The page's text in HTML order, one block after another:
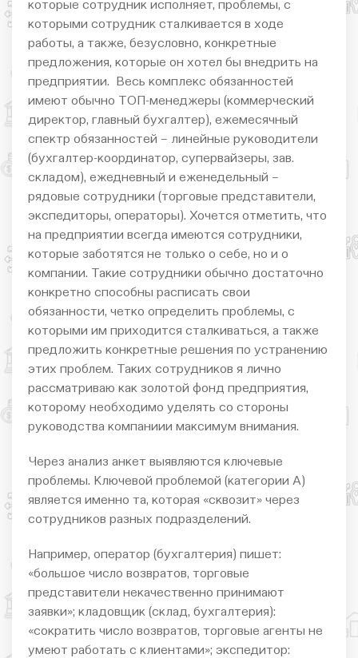
которые сотрудник исполняет, проблемы, с
которыми сотрудник сталкивается в ходе
работы, а также, безусловно, конкретные
предложения, которые он хотел бы внедрить на
предприятии. Весь комплекс обязанностей
имеют обычно ТОП-менеджеры (коммерческий
директор, главный бухгалтер), ежемесячный
спектр обязанностей – линейные руководители
(бухгалтер-координатор, супервайзеры, зав.
складом), ежедневный и еженедельный –
рядовые сотрудники (торговые представители,
экспедиторы, операторы). Хочется отметить, что
на предприятии всегда имеются сотрудники,
которые заботятся не только о себе, но и о
компании. Такие сотрудники обычно достаточно
конкретно способны расписать свои
обязанности, четко определить проблемы, с
которыми им приходится сталкиваться, а также
предложить конкретные решения по устранению
этих проблем. Таких сотрудников я лично
рассматриваю как золотой фонд предприятия,
которому необходимо уделять со стороны
руководства компаниии максимум внимания.
Через анализ анкет выявляются ключевые
проблемы. Ключевой проблемой (категории А)
является именно та, которая «сквозит» через
сотрудников разных подразделений.
Например, оператор (бухгалтерия) пишет:
«большое число возвратов, торговые
представители некачественно принимают
заявки»; кладовщик (склад, бухгалтерия):
«сократить число возвратов, торговые агенты не
умеют работать с клиентами»; экспедитор: